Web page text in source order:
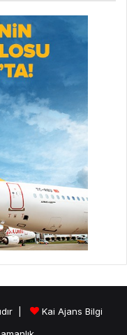
|
Kai Ajans Bilgi